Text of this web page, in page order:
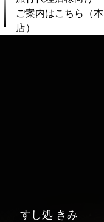
ご案内はこちら（本
店）
すし処 きみ